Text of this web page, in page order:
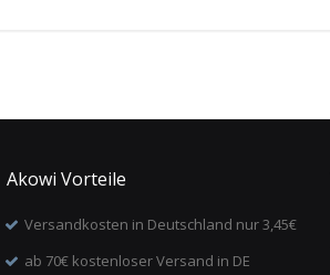
Akowi Vorteile
Versandkosten in Deutschland nur 3,45€
ab 70€ kostenloser Versand in DE